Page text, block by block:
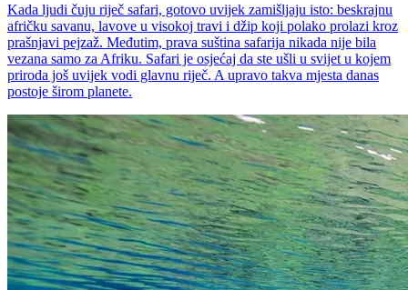
Kada ljudi čuju riječ safari, gotovo uvijek zamišljaju isto: beskrajnu
afričku savanu, lavove u visokoj travi i džip koji polako prolazi kroz
prašnjavi pejzaž. Međutim, prava suština safarija nikada nije bila
vezana samo za Afriku. Safari je osjećaj da ste ušli u svijet u kojem
priroda još uvijek vodi glavnu riječ. A upravo takva mjesta danas
postoje širom planete.